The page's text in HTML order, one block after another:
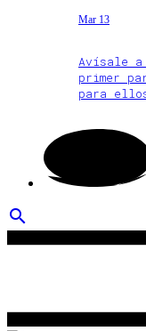
Mar 13
Avísale
primer
para
search